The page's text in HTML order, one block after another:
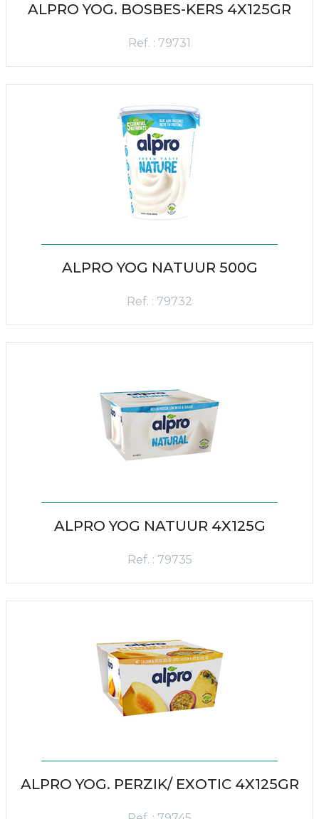
ALPRO YOG. BOSBES-KERS 4X125GR
Ref. : 79731
ALPRO YOG NATUUR 500G
Ref. : 79732
ALPRO YOG NATUUR 4X125G
Ref. : 79735
ALPRO YOG. PERZIK/ EXOTIC 4X125GR